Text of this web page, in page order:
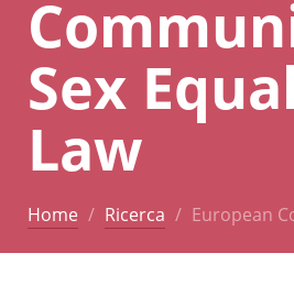
Sex
Law
Home Ricerca European